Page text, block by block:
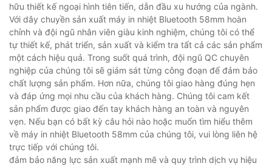
hữu thiết kế ngoại hình tiên tiến, dẫn đầu xu hướng của ngành.
Với dây chuyền sản xuất máy in nhiệt Bluetooth 58mm hoàn
chỉnh và đội ngũ nhân viên giàu kinh nghiệm, chúng tôi có thể
tự thiết kế, phát triển, sản xuất và kiểm tra tất cả các sản phẩm
một cách hiệu quả. Trong suốt quá trình, đội ngũ QC chuyên
nghiệp của chúng tôi sẽ giám sát từng công đoạn để đảm bảo
chất lượng sản phẩm. Hơn nữa, chúng tôi giao hàng đúng hẹn
và đáp ứng mọi nhu cầu của khách hàng. Chúng tôi cam kết
sản phẩm được giao đến tay khách hàng an toàn và nguyên
vẹn. Nếu bạn có bất kỳ câu hỏi nào hoặc muốn tìm hiểu thêm
về máy in nhiệt Bluetooth 58mm của chúng tôi, vui lòng liên hệ
trực tiếp với chúng tôi.
đảm bảo năng lực sản xuất mạnh mẽ và quy trình dịch vụ hiệu